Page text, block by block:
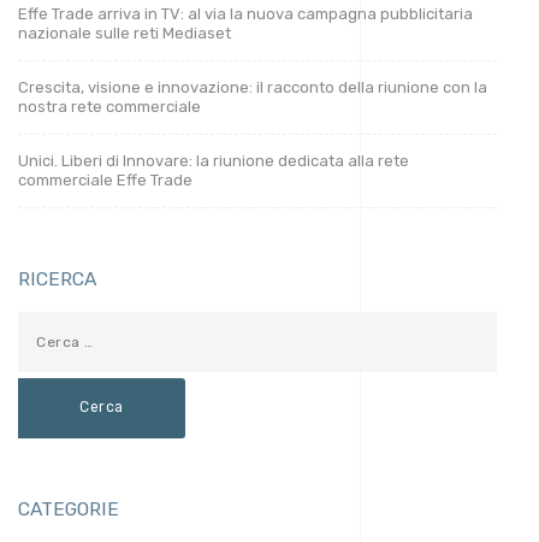
Effe Trade arriva in TV: al via la nuova campagna pubblicitaria
nazionale sulle reti Mediaset
Crescita, visione e innovazione: il racconto della riunione con la
nostra rete commerciale
Unici. Liberi di Innovare: la riunione dedicata alla rete
commerciale Effe Trade
RICERCA
CATEGORIE